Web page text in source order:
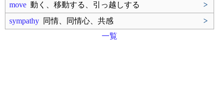
move 動く、移動する、引っ越しする
>
sympathy 同情、同情心、共感
>
一覧